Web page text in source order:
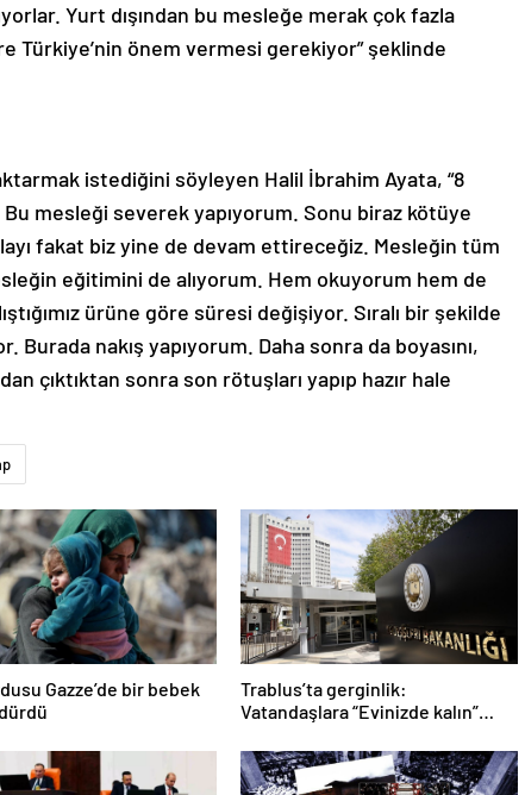
Yurt dışından bu mesleğe merak çok fazla
Türkiye’nin önem vermesi gerekiyor” şeklinde
istediğini söyleyen Halil İbrahim Ayata, “8
mesleği severek yapıyorum. Sonu biraz kötüye
fakat biz yine de devam ettireceğiz. Mesleğin tüm
eğitimini de alıyorum. Hem okuyorum hem de
ürüne göre süresi değişiyor. Sıralı bir şekilde
Burada nakış yapıyorum. Daha sonra da boyasını,
çıktıktan sonra son rötuşları yapıp hazır hale
Gazze’de bir bebek
Trablus’ta gerginlik:
Vatandaşlara “Evinizde kalın”